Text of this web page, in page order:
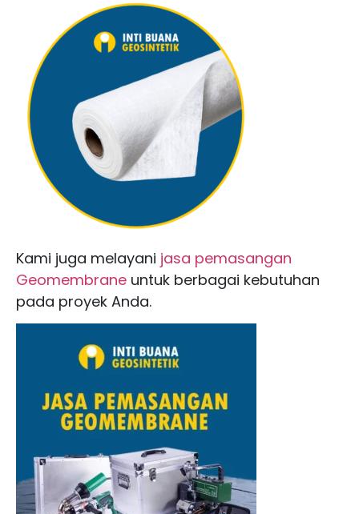
Kami juga melayani jasa pemasangan
Geomembrane untuk berbagai kebutuhan
pada proyek Anda.